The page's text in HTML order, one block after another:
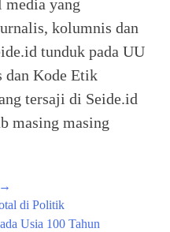
media yang
kolumnis dan
tunduk pada UU
dan Kode Etik
tersaji di Seide.id
masing masing
→
di Politik
Usia 100 Tahun